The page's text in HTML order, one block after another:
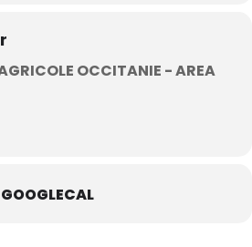
OCCITANIE - AREA
GOOGLECAL